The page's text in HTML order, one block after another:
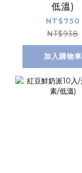
低溫)
NT$750
NT$938
加入購物車